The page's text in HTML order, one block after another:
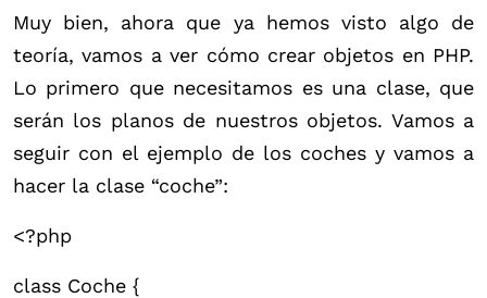
Muy bien, ahora que ya hemos visto algo de
teoría, vamos a ver cómo crear objetos en PHP.
Lo primero que necesitamos es una clase, que
serán los planos de nuestros objetos. Vamos a
seguir con el ejemplo de los coches y vamos a
hacer la clase “coche”:
<?php
class Coche {